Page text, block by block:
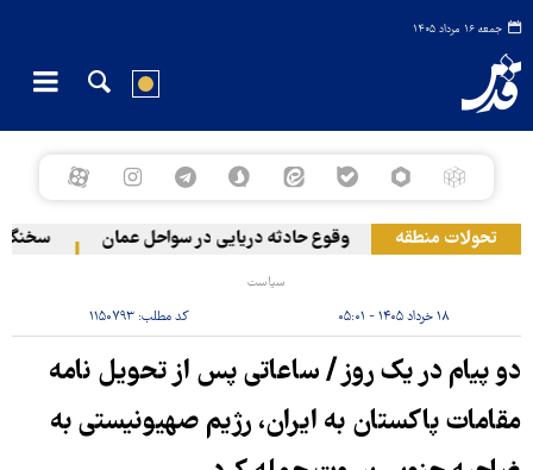
جمعه ۱۶ مرداد ۱۴۰۵
تحولات منطقه
در لبنان وقوع حادثه دریایی در سواحل عمان سخنگوی
سیاست
۱۸ خرداد ۱۴۰۵ - ۰۵:۰۱ کد مطلب: ۱۱۵۰۷۹۳
دو پیام در یک روز / ساعاتی پس از تحویل نامه
مقامات پاکستان به ایران، رژیم صهیونیستی به